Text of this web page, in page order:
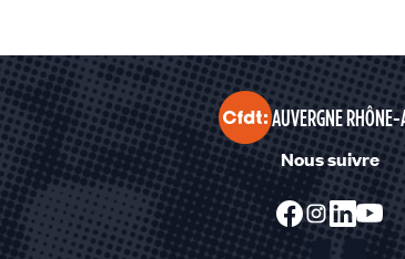
AUVERGNE RHÔNE-
Nous suivre